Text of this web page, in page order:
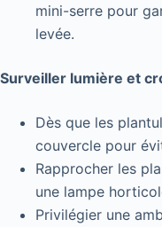
mini-serre pour
levée.
Surveiller lumière et
Dès que les
couvercle pour
Rapprocher les
une lampe
Privilégier une